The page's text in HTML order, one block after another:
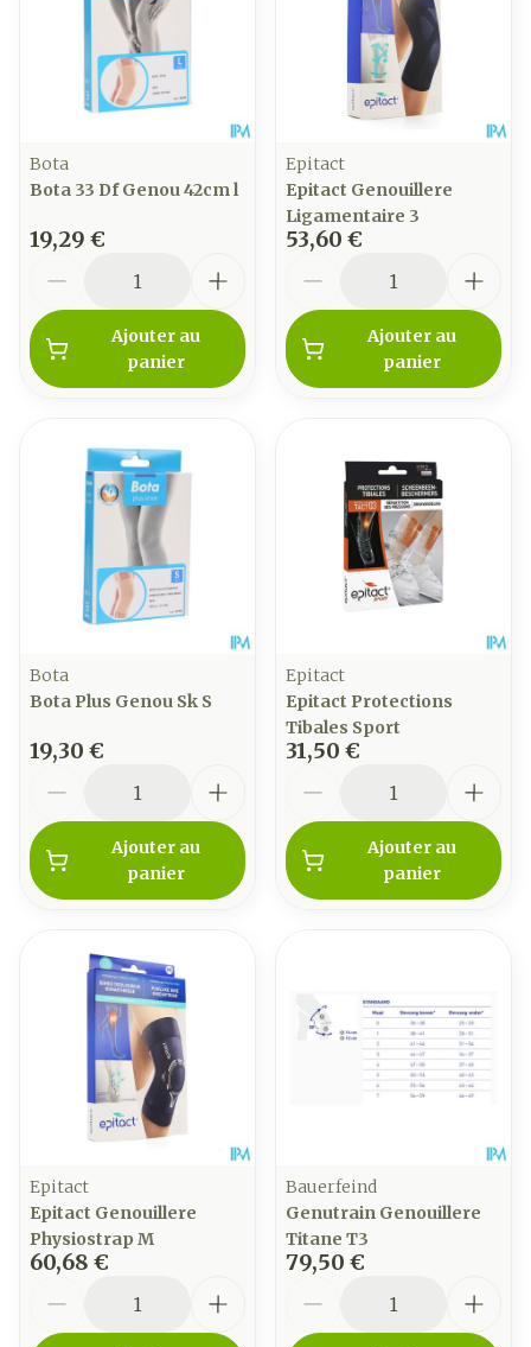
Bota
Bota 33 Df Genou 42cm l
19,29 €
Ajouter au
panier
Epitact
Epitact Genouillere
Ligamentaire 3
53,60 €
Ajouter au
panier
Bota
Bota Plus Genou Sk S
19,30 €
Ajouter au
panier
Epitact
Epitact Protections
Tibales Sport
31,50 €
Ajouter au
panier
Epitact
Epitact Genouillere
Physiostrap M
60,68 €
Bauerfeind
Genutrain Genouillere
Titane T3
79,50 €